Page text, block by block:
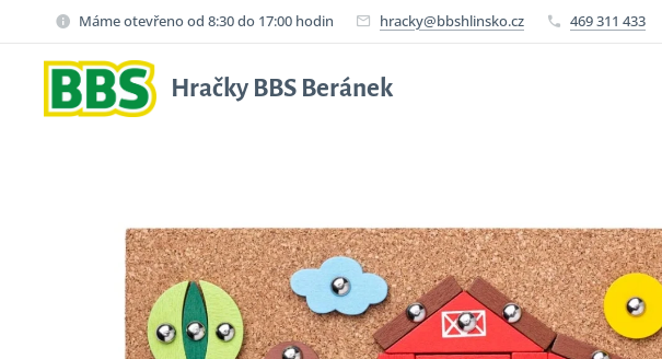
Máme otevřeno od 8:30 do 17:00 hodin hracky@bbshlinsko.cz 469 311 433
Hračky BBS Beránek